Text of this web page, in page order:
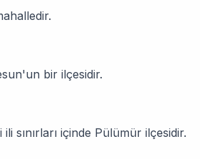
bir ilçesidir.
sınırları içinde Pülümür ilçesidir.